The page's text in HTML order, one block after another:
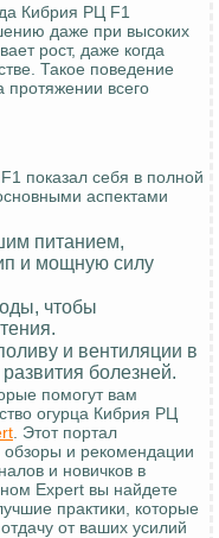
Кибрия РЦ F1
даже при высоких
рост, даже когда
Такое поведение
протяжении всего
показал себя в полной
аспектами
питанием,
и мощную силу
чтобы
и вентиляции в
болезней.
помогут вам
огурца Кибрия РЦ
. Этот портал
и рекомендации
и новичков в
Expert вы найдете
практики, которые
от ваших усилий